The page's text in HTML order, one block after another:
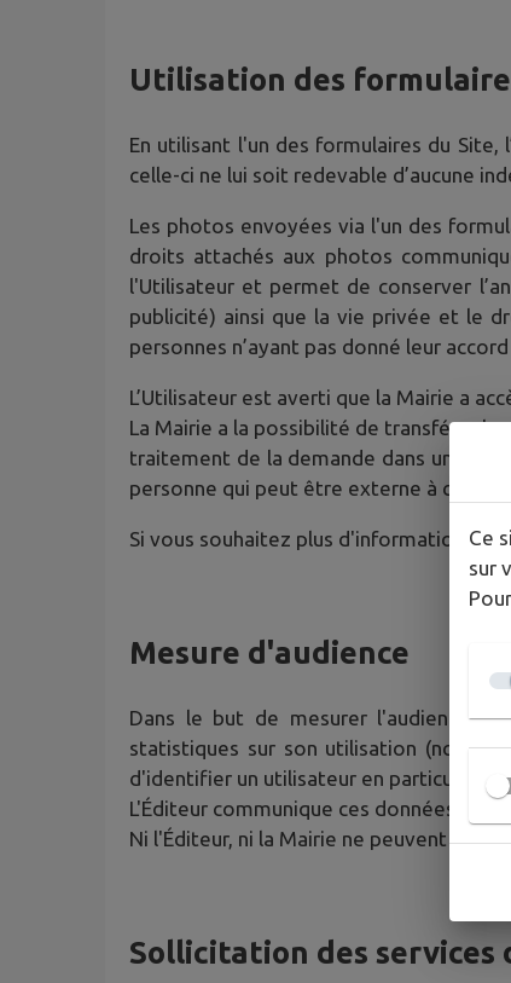
Utilisation des
En utilisant l'un des formulaires du Site,
celle-ci ne lui soit redevable d’aucune
Les photos envoyées via l'un des
droits attachés aux photos
l'Utilisateur et permet de conserver
publicité) ainsi que la vie privée et le
personnes n’ayant pas donné leur
L’Utilisateur est averti que la Mairie a
La Mairie a la possibilité de transférer
traitement de la demande dans un
personne qui peut être externe à ces
Si vous souhaitez plus d'informations
Mesure d'audience
Dans le but de mesurer l'audience
statistiques sur son utilisation
d'identifier un utilisateur en particulier.
L'Éditeur communique ces données à la
Ni l'Éditeur, ni la Mairie ne peuvent
Sollicitation des services
Ce
sur